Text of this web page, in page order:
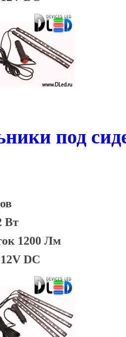
под
Вт
1200 Лм
DC